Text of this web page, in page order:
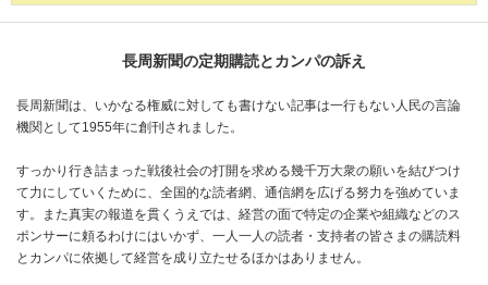
長周新聞の定期購読とカンパの訴え
長周新聞は、いかなる権威に対しても書けない記事は一行もない人民の言論
機関として1955年に創刊されました。
すっかり行き詰まった戦後社会の打開を求める幾千万大衆の願いを結びつけ
て力にしていくために、全国的な読者網、通信網を広げる努力を強めていま
す。また真実の報道を貫くうえでは、経営の面で特定の企業や組織などのス
ポンサーに頼るわけにはいかず、一人一人の読者・支持者の皆さまの購読料
とカンパに依拠して経営を成り立たせるほかはありません。